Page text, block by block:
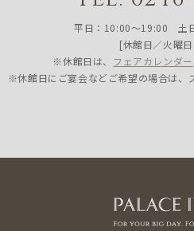
平日：10:00〜19:00 土
[休館日／火曜
※休館日は、 フェアカレンダー
※休館日にご宴会などご希望の場合は、